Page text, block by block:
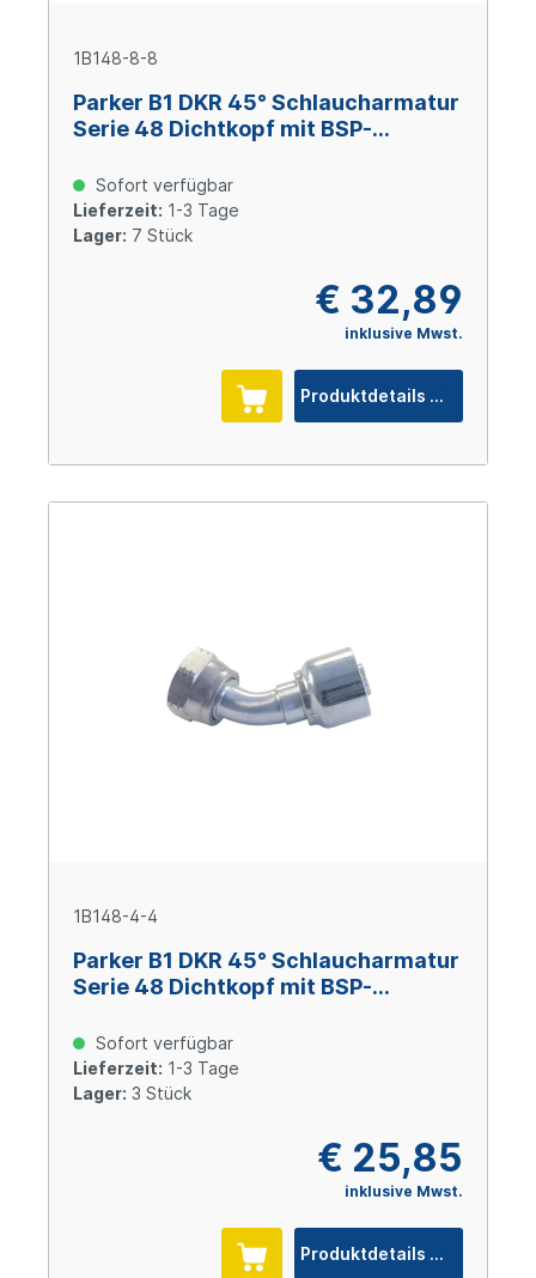
1B148-8-8
Parker B1 DKR 45° Schlaucharmatur
Serie 48 Dichtkopf mit BSP-
(DN 12), Stahl verzinkt Cr(VI)-frei
Sofort verfügbar
Lieferzeit: 1-3 Tage
Lager: 7 Stück
€ 32,89
inklusive Mwst.
Produktdetails
1B148-4-4
Parker B1 DKR 45° Schlaucharmatur
Serie 48 Dichtkopf mit BSP-
(DN 6), Stahl verzinkt Cr(VI)-frei
Sofort verfügbar
Lieferzeit: 1-3 Tage
Lager: 3 Stück
€ 25,85
inklusive Mwst.
Produktdetails